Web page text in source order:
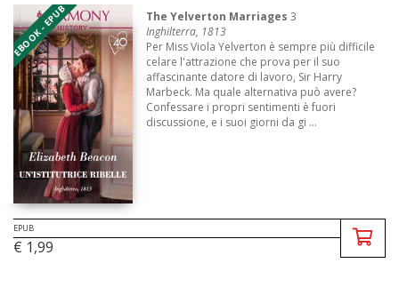
EBOOK - EPUB The Yelverton Marriages 3
Inghilterra, 1813
Per Miss Viola Yelverton è sempre più difficile
celare l'attrazione che prova per il suo
affascinante datore di lavoro, Sir Harry
Marbeck. Ma quale alternativa può avere?
Confessare i propri sentimenti è fuori
discussione, e i suoi giorni da gi ...
EPUB
€ 1,99